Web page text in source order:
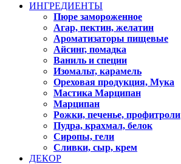
ИНГРЕДИЕНТЫ
Пюре замороженное
Агар, пектин, желатин
Ароматизаторы пищевые
Айсинг, помадка
Ваниль и специи
Изомальт, карамель
Ореховая продукция, Мука
Мастика Марципан
Марципан
Рожки, печенье, профитроли
Пудра, крахмал, белок
Сиропы, гели
Сливки, сыр, крем
ДЕКОР